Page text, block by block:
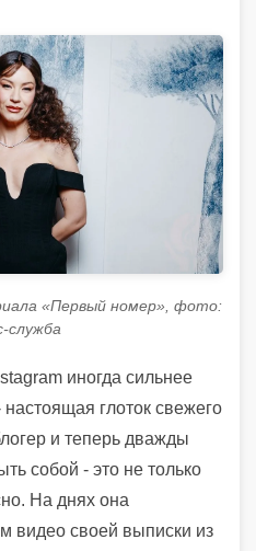
«Первый номер», фото:
служба
иногда сильнее
настоящая глоток свежего
и теперь дважды
собой - это не только
На днях она
видео своей выписки из